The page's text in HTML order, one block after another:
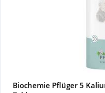
Biochemie Pflüger 5